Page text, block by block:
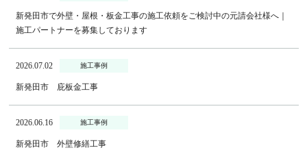
新発田市で外壁・屋根・板金工事の施工依頼をご検討中の元請会社様へ｜
施工パートナーを募集しております
2026.07.02 施工事例
新発田市 庇板金工事
2026.06.16 施工事例
新発田市 外壁修繕工事